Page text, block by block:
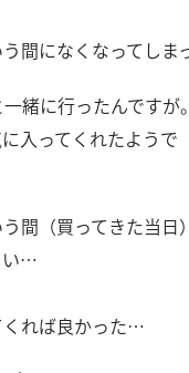
間になくなってし
緒に行ったんですが
入ってくれたようで
間（買ってきた当日
い…
れば良かった…